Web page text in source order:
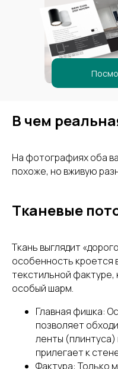
В чем
На фотографиях оба
похоже, но вживую
Тканевые
Ткань выглядит
особенность кроется
текстильной фактуре,
особый шарм.
Главная фишка:
позволяет
ленты
прилегает к
Фактура: Только